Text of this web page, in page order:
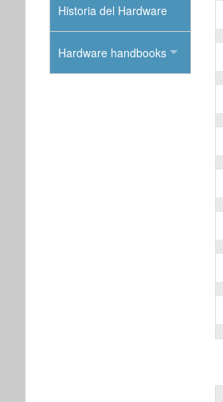
Historia del Hardware
Hardware handbooks